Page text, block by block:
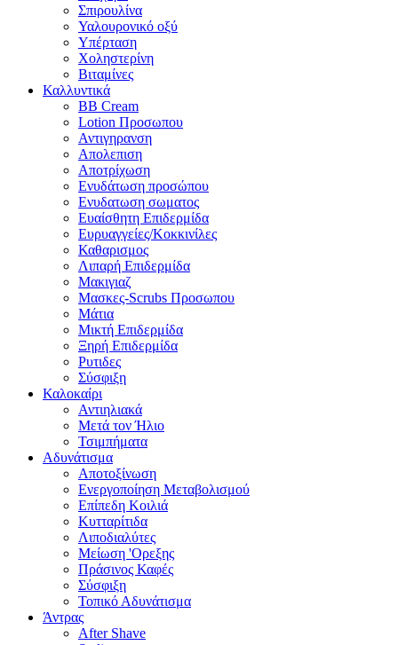
Σπιρουλίνα
Υαλουρονικό οξύ
Υπέρταση
Χοληστερίνη
Βιταμίνες
Καλλυντικά
BB Cream
Lotion Προσωπου
Αντιγηρανση
Απολεπιση
Αποτρίχωση
Ενυδάτωση προσώπου
Ενυδατωση σωματος
Ευαίσθητη Επιδερμίδα
Ευρυαγγείες/Κοκκινίλες
Καθαρισμος
Λιπαρή Επιδερμίδα
Μακιγιαζ
Μασκες-Scrubs Προσωπου
Μάτια
Μικτή Επιδερμίδα
Ξηρή Επιδερμίδα
Ρυτιδες
Σύσφιξη
Καλοκαίρι
Αντιηλιακά
Μετά τον Ήλιο
Τσιμπήματα
Αδυνάτισμα
Αποτοξίνωση
Ενεργοποίηση Μεταβολισμού
Επίπεδη Κοιλιά
Κυτταρίτιδα
Λιποδιαλύτες
Μείωση 'Ορεξης
Πράσινος Καφές
Σύσφιξη
Τοπικό Αδυνάτισμα
Άντρας
After Shave